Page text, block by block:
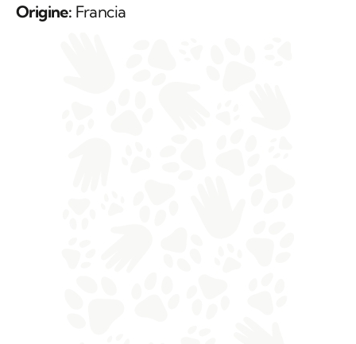
Origine: Francia